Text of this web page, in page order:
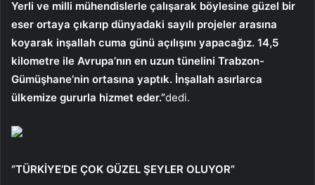
Yerli ve milli mühendislerle çalışarak böylesine güzel bir
eser ortaya çıkarıp dünyadaki sayılı projeler arasına
koyarak inşallah cuma günü açılışını yapacağız. 14,5
kilometre ile Avrupa’nın en uzun tünelini Trabzon-
Gümüşhane’nin ortasına yaptık. İnşallah asırlarca
ülkemize gururla hizmet eder.”dedi.
“TÜRKİYE’DE ÇOK GÜZEL ŞEYLER OLUYOR”